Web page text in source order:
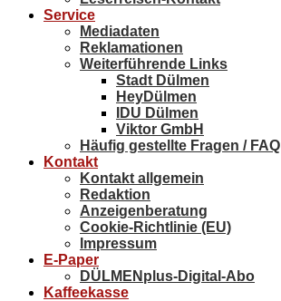
Service
Mediadaten
Reklamationen
Weiterführende Links
Stadt Dülmen
HeyDülmen
IDU Dülmen
Viktor GmbH
Häufig gestellte Fragen / FAQ
Kontakt
Kontakt allgemein
Redaktion
Anzeigenberatung
Cookie-Richtlinie (EU)
Impressum
E-Paper
DÜLMENplus-Digital-Abo
Kaffeekasse